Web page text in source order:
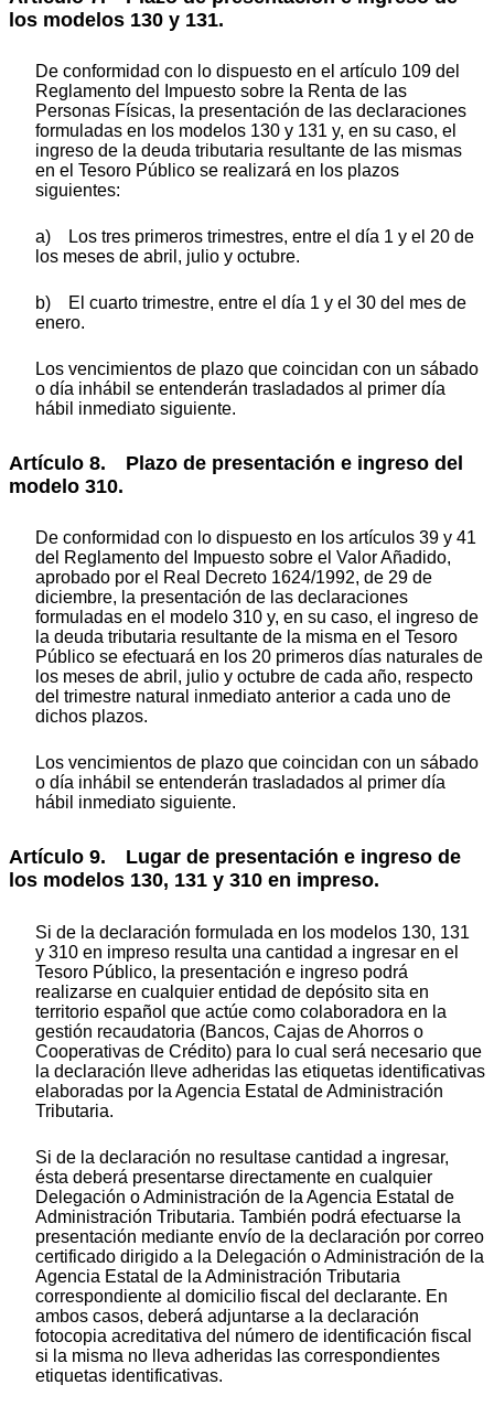
los modelos 130 y 131.
De conformidad con lo dispuesto en el artículo 109 del
Reglamento del Impuesto sobre la Renta de las
Personas Físicas, la presentación de las declaraciones
formuladas en los modelos 130 y 131 y, en su caso, el
ingreso de la deuda tributaria resultante de las mismas
en el Tesoro Público se realizará en los plazos
siguientes:
a) Los tres primeros trimestres, entre el día 1 y el 20 de
los meses de abril, julio y octubre.
b) El cuarto trimestre, entre el día 1 y el 30 del mes de
enero.
Los vencimientos de plazo que coincidan con un sábado
o día inhábil se entenderán trasladados al primer día
hábil inmediato siguiente.
Artículo 8. Plazo de presentación e ingreso del
modelo 310.
De conformidad con lo dispuesto en los artículos 39 y 41
del Reglamento del Impuesto sobre el Valor Añadido,
aprobado por el Real Decreto 1624/1992, de 29 de
diciembre, la presentación de las declaraciones
formuladas en el modelo 310 y, en su caso, el ingreso de
la deuda tributaria resultante de la misma en el Tesoro
Público se efectuará en los 20 primeros días naturales de
los meses de abril, julio y octubre de cada año, respecto
del trimestre natural inmediato anterior a cada uno de
dichos plazos.
Los vencimientos de plazo que coincidan con un sábado
o día inhábil se entenderán trasladados al primer día
hábil inmediato siguiente.
Artículo 9. Lugar de presentación e ingreso de
los modelos 130, 131 y 310 en impreso.
Si de la declaración formulada en los modelos 130, 131
y 310 en impreso resulta una cantidad a ingresar en el
Tesoro Público, la presentación e ingreso podrá
realizarse en cualquier entidad de depósito sita en
territorio español que actúe como colaboradora en la
gestión recaudatoria (Bancos, Cajas de Ahorros o
Cooperativas de Crédito) para lo cual será necesario que
la declaración lleve adheridas las etiquetas identificativas
elaboradas por la Agencia Estatal de Administración
Tributaria.
Si de la declaración no resultase cantidad a ingresar,
ésta deberá presentarse directamente en cualquier
Delegación o Administración de la Agencia Estatal de
Administración Tributaria. También podrá efectuarse la
presentación mediante envío de la declaración por correo
certificado dirigido a la Delegación o Administración de la
Agencia Estatal de la Administración Tributaria
correspondiente al domicilio fiscal del declarante. En
ambos casos, deberá adjuntarse a la declaración
fotocopia acreditativa del número de identificación fiscal
si la misma no lleva adheridas las correspondientes
etiquetas identificativas.